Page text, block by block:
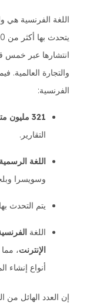
اللغة الفرنسية هي
انتشارها عبر خمس
والتجارة العالمية.
الفرنسية:
321 مليون متحدث في جميع أنحاء العالم
التقارير.
اللغة الرسمية في
وسويسرا
يتم التحدث بها
اللغة
الإنترنت،
أنواع إنشاء
إن العدد الهائل من